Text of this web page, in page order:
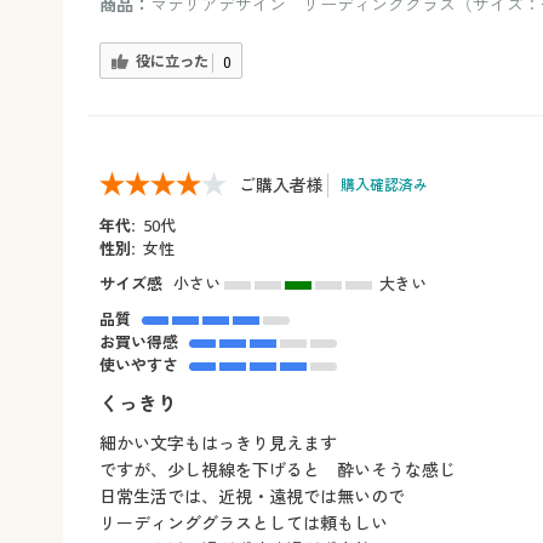
商品： マテリアデザイン リーディンググラス（サイズ：
役に立った 0
ご購入者様 購入確認済み
年代: 50代
性別: 女性
サイズ感 小さい
大きい
品質
お買い得感
使いやすさ
くっきり
細かい文字もはっきり見えます
ですが、少し視線を下げると 酔いそうな感じ
日常生活では、近視・遠視では無いので
リーディンググラスとしては頼もしい